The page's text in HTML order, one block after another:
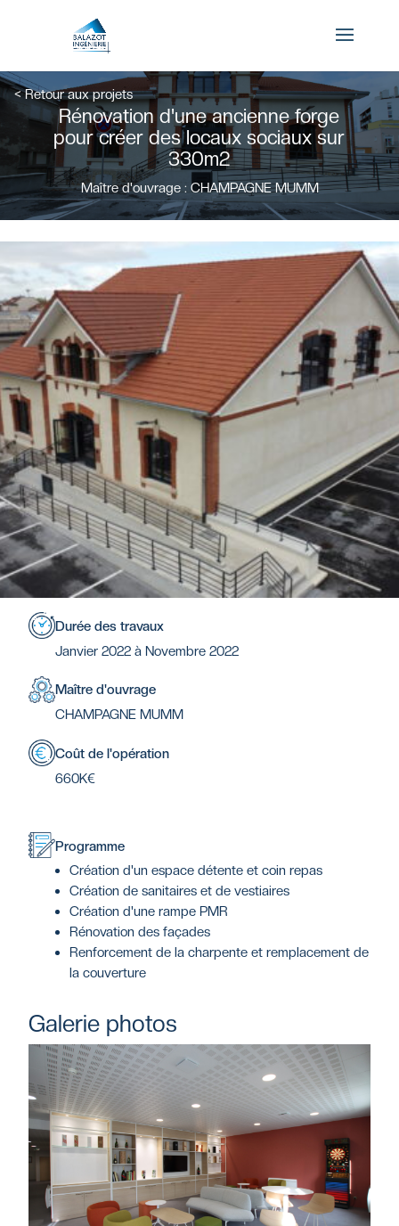
×
Connexion
Se souvenir de moi
< Retour aux projets
Rénovation d'une ancienne forge
pour créer des locaux sociaux sur
330m2
Maître d'ouvrage : CHAMPAGNE MUMM
Durée des travaux
Janvier 2022 à Novembre 2022
Maître d'ouvrage
CHAMPAGNE MUMM
Coût de l'opération
660K€
Programme
Création d'un espace détente et coin repas
Création de sanitaires et de vestiaires
Création d'une rampe PMR
Rénovation des façades
Renforcement de la charpente et remplacement de
la couverture
Galerie photos